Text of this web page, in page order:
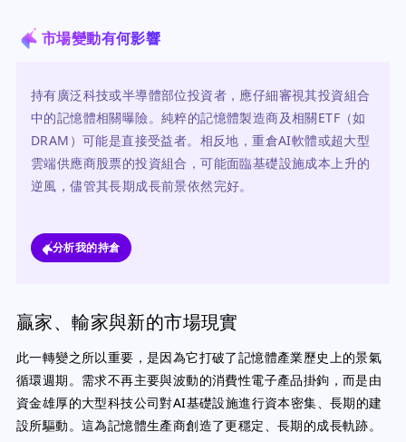
市場變動有何影響
持有廣泛科技或半導體部位投資者，應仔細審視其投資組合
中的記憶體相關曝險。純粹的記憶體製造商及相關ETF（如
DRAM）可能是直接受益者。相反地，重倉AI軟體或超大型
雲端供應商股票的投資組合，可能面臨基礎設施成本上升的
逆風，儘管其長期成長前景依然完好。
分析我的持倉
贏家、輸家與新的市場現實
此一轉變之所以重要，是因為它打破了記憶體產業歷史上的景氣
循環週期。需求不再主要與波動的消費性電子產品掛鉤，而是由
資金雄厚的大型科技公司對AI基礎設施進行資本密集、長期的建
設所驅動。這為記憶體生產商創造了更穩定、長期的成長軌跡。